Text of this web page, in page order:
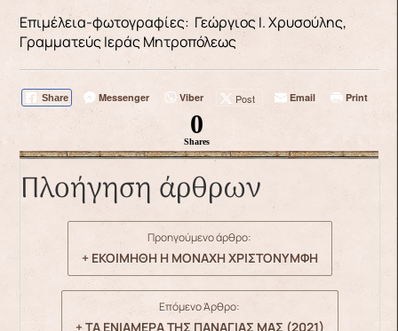
Επιμέλεια-φωτογραφίες: Γεώργιος Ι. Χρυσούλης,
Γραμματεύς Ιεράς Μητροπόλεως
Share Messenger Viber Post Email Print
0
Shares
Πλοήγηση άρθρων
Προηγούμενο άρθρο:
+ ΕΚΟΙΜΗΘΗ Η ΜΟΝΑΧΗ ΧΡΙΣΤΟΝΥΜΦΗ
Επόμενο Άρθρο:
+ ΤΑ ΕΝΙΑΜΕΡΑ ΤΗΣ ΠΑΝΑΓΙΑΣ ΜΑΣ (2021)